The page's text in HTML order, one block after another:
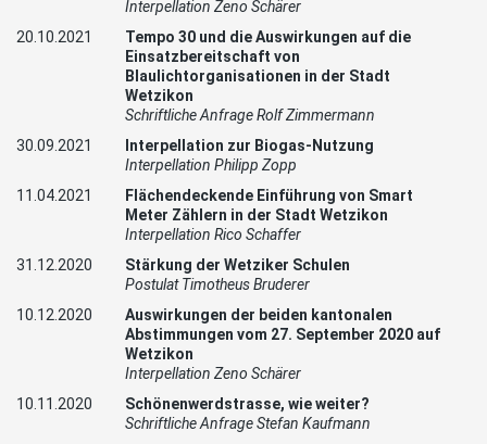
Interpellation Zeno Schärer
20.10.2021
Tempo 30 und die Auswirkungen auf die
Einsatzbereitschaft von
Blaulichtorganisationen in der Stadt
Wetzikon
Schriftliche Anfrage Rolf Zimmermann
30.09.2021
Interpellation zur Biogas-Nutzung
Interpellation Philipp Zopp
11.04.2021
Flächendeckende Einführung von Smart
Meter Zählern in der Stadt Wetzikon
Interpellation Rico Schaffer
31.12.2020
Stärkung der Wetziker Schulen
Postulat Timotheus Bruderer
10.12.2020
Auswirkungen der beiden kantonalen
Abstimmungen vom 27. September 2020 auf
Wetzikon
Interpellation Zeno Schärer
10.11.2020
Schönenwerdstrasse, wie weiter?
Schriftliche Anfrage Stefan Kaufmann